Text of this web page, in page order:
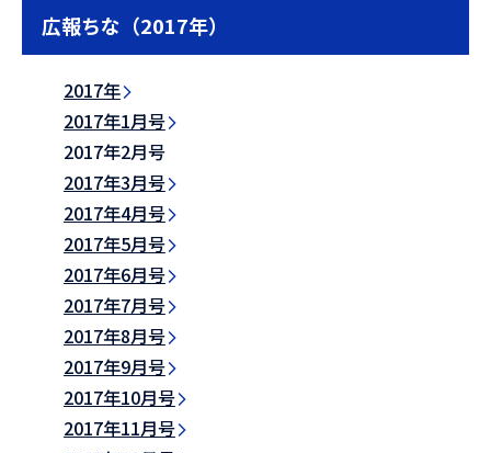
広報ちな（2017年）
2017年
2017年1月号
2017年2月号
2017年3月号
2017年4月号
2017年5月号
2017年6月号
2017年7月号
2017年8月号
2017年9月号
2017年10月号
2017年11月号